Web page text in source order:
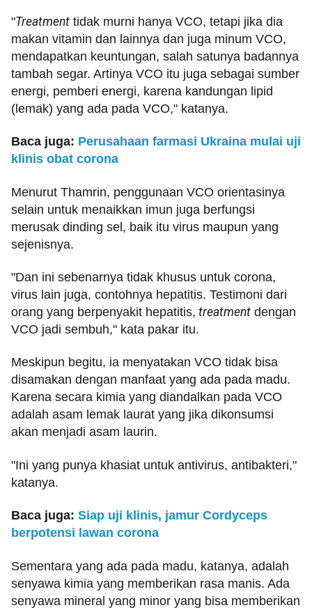
"Treatment tidak murni hanya VCO, tetapi jika dia
makan vitamin dan lainnya dan juga minum VCO,
mendapatkan keuntungan, salah satunya badannya
tambah segar. Artinya VCO itu juga sebagai sumber
energi, pemberi energi, karena kandungan lipid
(lemak) yang ada pada VCO," katanya.
Baca juga: Perusahaan farmasi Ukraina mulai uji
klinis obat corona
Menurut Thamrin, penggunaan VCO orientasinya
selain untuk menaikkan imun juga berfungsi
merusak dinding sel, baik itu virus maupun yang
sejenisnya.
"Dan ini sebenarnya tidak khusus untuk corona,
virus lain juga, contohnya hepatitis. Testimoni dari
orang yang berpenyakit hepatitis, treatment dengan
VCO jadi sembuh," kata pakar itu.
Meskipun begitu, ia menyatakan VCO tidak bisa
disamakan dengan manfaat yang ada pada madu.
Karena secara kimia yang diandalkan pada VCO
adalah asam lemak laurat yang jika dikonsumsi
akan menjadi asam laurin.
"Ini yang punya khasiat untuk antivirus, antibakteri,"
katanya.
Baca juga: Siap uji klinis, jamur Cordyceps
berpotensi lawan corona
Sementara yang ada pada madu, katanya, adalah
senyawa kimia yang memberikan rasa manis. Ada
senyawa mineral yang minor yang bisa memberikan